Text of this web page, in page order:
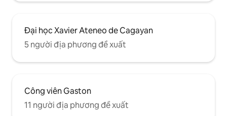
Đại học Xavier Ateneo de Cagayan
5 người địa phương đề xuất
Công viên Gaston
11 người địa phương đề xuất